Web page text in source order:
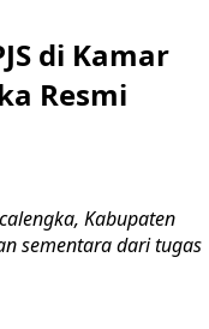
di Kamar
Resmi
Kabupaten
sementara dari tugas